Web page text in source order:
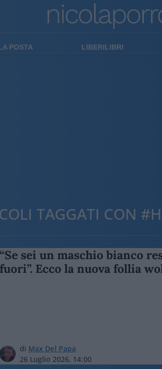
POSTA LIBERILIBRI
TAGGATI CON
“Se sei un maschio bianco
fuori”. Ecco la nuova follia
di Max Del Papa
26 Luglio 2026, 14:00